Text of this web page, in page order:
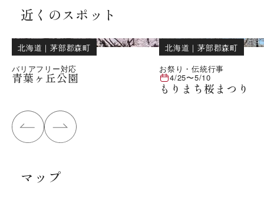
近くのスポット
北海道 ｜茅部郡森町
バリアフリー対応
青葉ヶ丘公園
北海道 ｜茅部郡森町
お祭り・伝統行事
4/25〜5/10
もりまち桜まつり
マップ